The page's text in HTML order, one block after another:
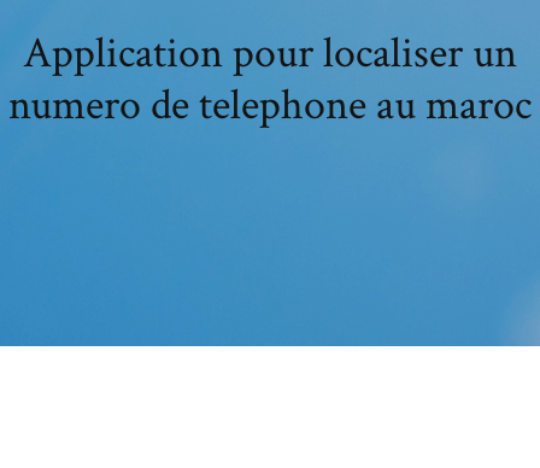
Application pour localiser un
numero de telephone au maroc